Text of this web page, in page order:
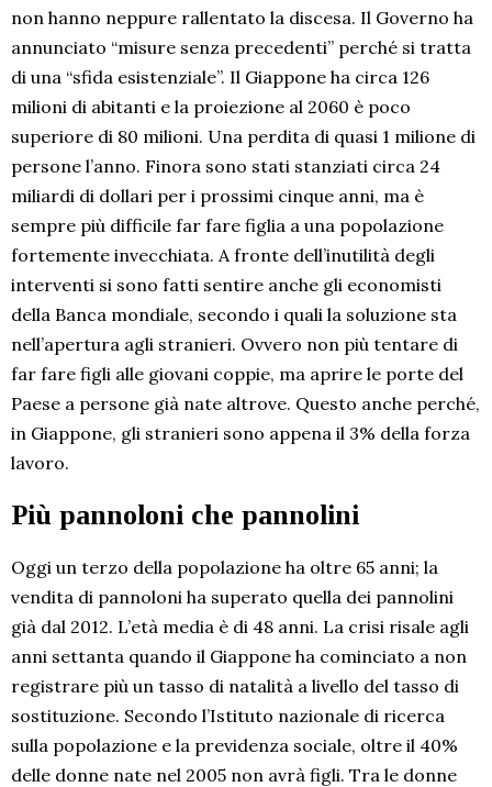
non hanno neppure rallentato la discesa. Il Governo ha
annunciato “misure senza precedenti” perché si tratta
di una “sfida esistenziale”. Il Giappone ha circa 126
milioni di abitanti e la proiezione al 2060 è poco
superiore di 80 milioni. Una perdita di quasi 1 milione di
persone l’anno. Finora sono stati stanziati circa 24
miliardi di dollari per i prossimi cinque anni, ma è
sempre più difficile far fare figlia a una popolazione
fortemente invecchiata. A fronte dell’inutilità degli
interventi si sono fatti sentire anche gli economisti
della Banca mondiale, secondo i quali la soluzione sta
nell’apertura agli stranieri. Ovvero non più tentare di
far fare figli alle giovani coppie, ma aprire le porte del
Paese a persone già nate altrove. Questo anche perché,
in Giappone, gli stranieri sono appena il 3% della forza
lavoro.
Più pannoloni che pannolini
Oggi un terzo della popolazione ha oltre 65 anni; la
vendita di pannoloni ha superato quella dei pannolini
già dal 2012. L’età media è di 48 anni. La crisi risale agli
anni settanta quando il Giappone ha cominciato a non
registrare più un tasso di natalità a livello del tasso di
sostituzione. Secondo l’Istituto nazionale di ricerca
sulla popolazione e la previdenza sociale, oltre il 40%
delle donne nate nel 2005 non avrà figli. Tra le donne